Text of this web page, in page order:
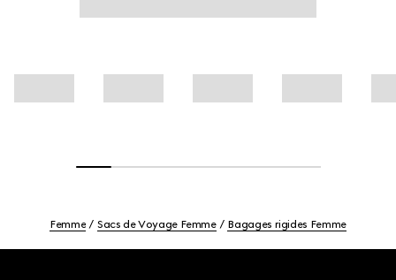
Femme Sacs de Voyage Femme Bagages rigides Femme